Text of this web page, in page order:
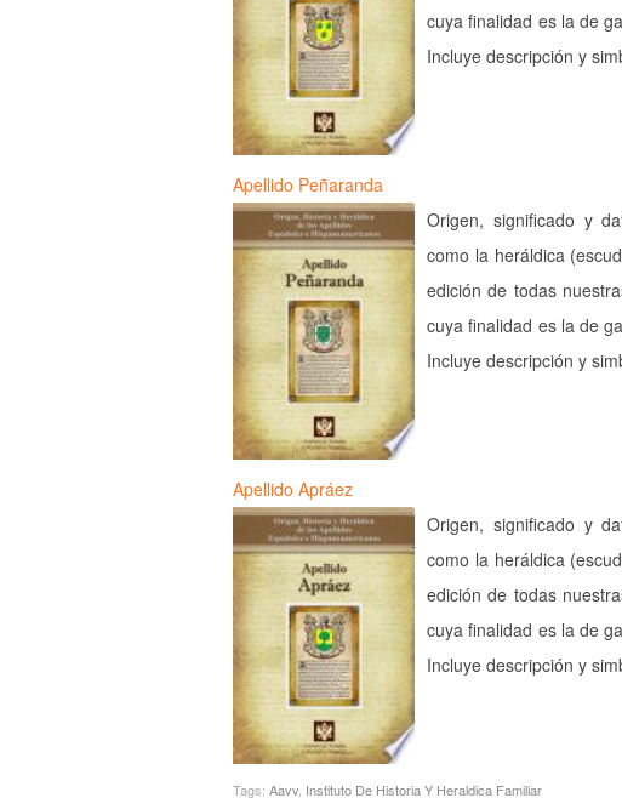
cuya finalidad es la de
Incluye descripción y
Apellido Peñaranda
Origen, significado y
como la heráldica
edición de todas
cuya finalidad es la de
Incluye descripción y
Apellido Apráez
Origen, significado y
como la heráldica
edición de todas
cuya finalidad es la de
Incluye descripción y
Tags: Aavv, Instituto De Historia Y Heraldica Familiar